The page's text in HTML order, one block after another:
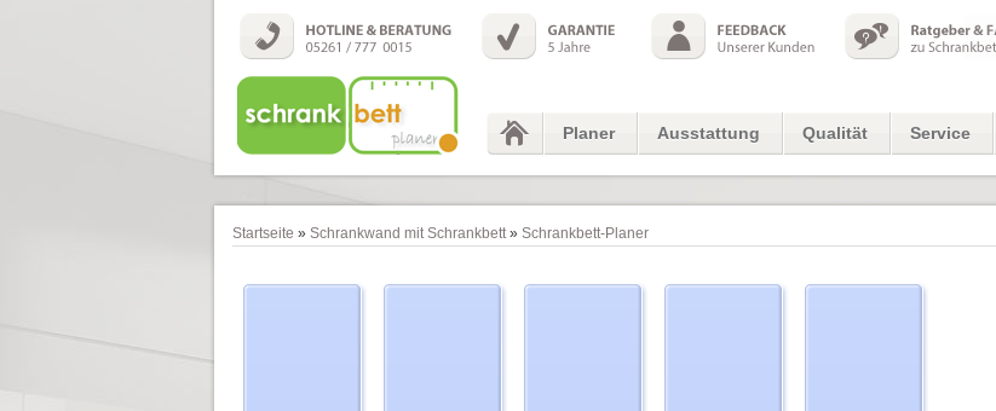
Planer Ausstattung Qualität Service
Startseite » Schrankwand mit Schrankbett » Schrankbett-Planer